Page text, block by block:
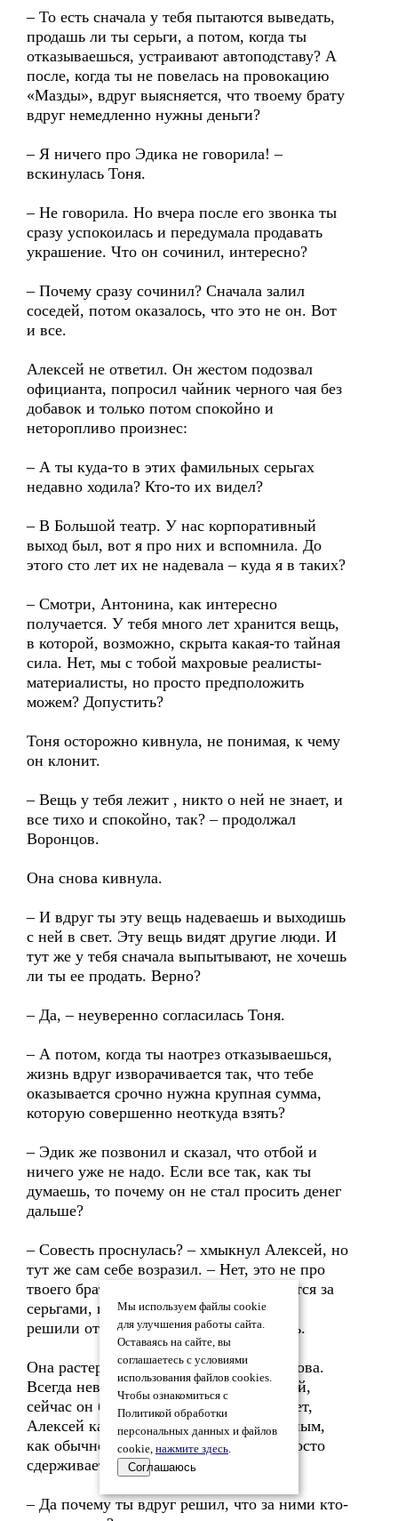
– То есть сначала у тебя пытаются выведать,
продашь ли ты серьги, а потом, когда ты
отказываешься, устраивают автоподставу? А
после, когда ты не повелась на провокацию
«Мазды», вдруг выясняется, что твоему брату
вдруг немедленно нужны деньги?
– Я ничего про Эдика не говорила! –
вскинулась Тоня.
– Не говорила. Но вчера после его звонка ты
сразу успокоилась и передумала продавать
украшение. Что он сочинил, интересно?
– Почему сразу сочинил? Сначала залил
соседей, потом оказалось, что это не он. Вот
и все.
Алексей не ответил. Он жестом подозвал
официанта, попросил чайник черного чая без
добавок и только потом спокойно и
неторопливо произнес:
– А ты куда-то в этих фамильных серьгах
недавно ходила? Кто-то их видел?
– В Большой театр. У нас корпоративный
выход был, вот я про них и вспомнила. До
этого сто лет их не надевала – куда я в таких?
– Смотри, Антонина, как интересно
получается. У тебя много лет хранится вещь,
в которой, возможно, скрыта какая-то тайная
сила. Нет, мы с тобой махровые реалисты-
материалисты, но просто предположить
можем? Допустить?
Тоня осторожно кивнула, не понимая, к чему
он клонит.
– Вещь у тебя лежит , никто о ней не знает, и
все тихо и спокойно, так? – продолжал
Воронцов.
Она снова кивнула.
– И вдруг ты эту вещь надеваешь и выходишь
с ней в свет. Эту вещь видят другие люди. И
тут же у тебя сначала выпытывают, не хочешь
ли ты ее продать. Верно?
– Да, – неуверенно согласилась Тоня.
– А потом, когда ты наотрез отказываешься,
жизнь вдруг изворачивается так, что тебе
оказывается срочно нужна крупная сумма,
которую совершенно неоткуда взять?
– Эдик же позвонил и сказал, что отбой и
ничего уже не надо. Если все так, как ты
думаешь, то почему он не стал просить денег
дальше?
– Совесть проснулась? – хмыкнул Алексей, но
тут же сам себе возразил. – Нет, это не про
твоего брата. Скорее, это те, кто охотится за
серьгами, побоялись перегнуть палку и
решили отступить. Или пока отступить.
Она растерянно посмотрела на Воронцова.
Всегда невозмутимый и рассудительный,
сейчас он был сам на себя не похож. Нет,
Алексей казался таким же хладнокровным,
как обычно, но Тоня видела, что он просто
сдерживает волнение.
– Да почему ты вдруг решил, что за ними кто-
Мы используем файлы cookie
для улучшения работы сайта.
Оставаясь на сайте, вы
соглашаетесь с условиями
использования файлов cookies.
Чтобы ознакомиться с
Политикой обработки
персональных данных и файлов
cookie, нажмите здесь.
Соглашаюсь